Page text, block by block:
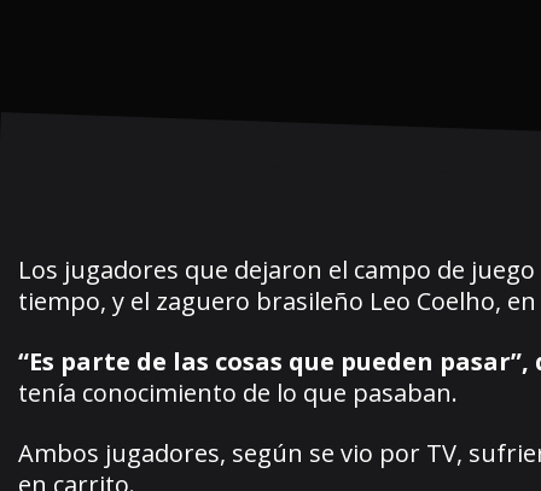
Los jugadores que dejaron el campo de
tiempo, y el zaguero brasileño Leo Coelho,
“Es parte de las cosas que pueden
tenía conocimiento de lo que pasaban.
Ambos jugadores, según se vio por TV,
en carrito.